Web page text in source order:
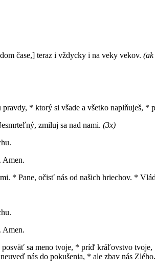
čase,] teraz i vždycky i na veky vekov. (ak
* ktorý si všade a všetko naplňuješ, *
zmiluj sa nad nami. (3x)
Amen.
* Pane, očisť nás od našich hriechov. *
Amen.
posväť sa meno tvoje, * príď kráľovstvo
nás do pokušenia, * ale zbav nás Zlého.